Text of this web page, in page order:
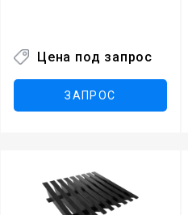
Цена под запрос
ЗАПРОС